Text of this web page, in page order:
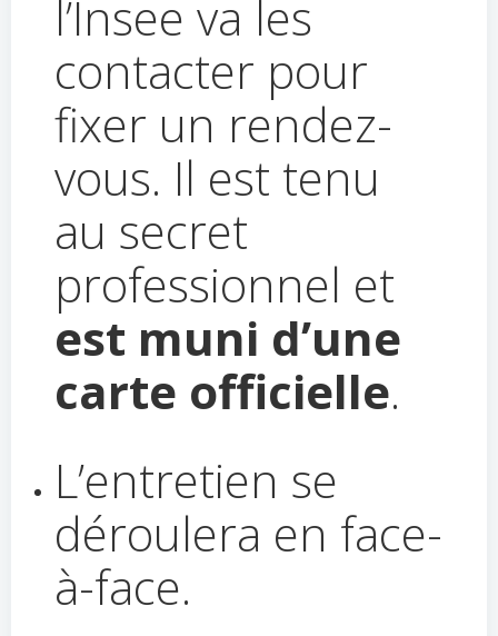
l’Insee va les
contacter pour
fixer un rendez-
vous. Il est tenu
au secret
professionnel et
est muni d’une
carte officielle.
L’entretien se
déroulera en face-
à-face.